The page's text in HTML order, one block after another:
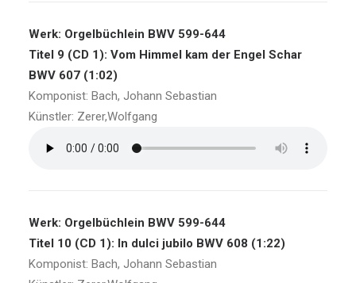
Werk: Orgelbüchlein BWV 599-644
Titel 9 (CD 1): Vom Himmel kam der Engel Schar
BWV 607 (1:02)
Komponist: Bach, Johann Sebastian
Künstler: Zerer,Wolfgang
Werk: Orgelbüchlein BWV 599-644
Titel 10 (CD 1): In dulci jubilo BWV 608 (1:22)
Komponist: Bach, Johann Sebastian